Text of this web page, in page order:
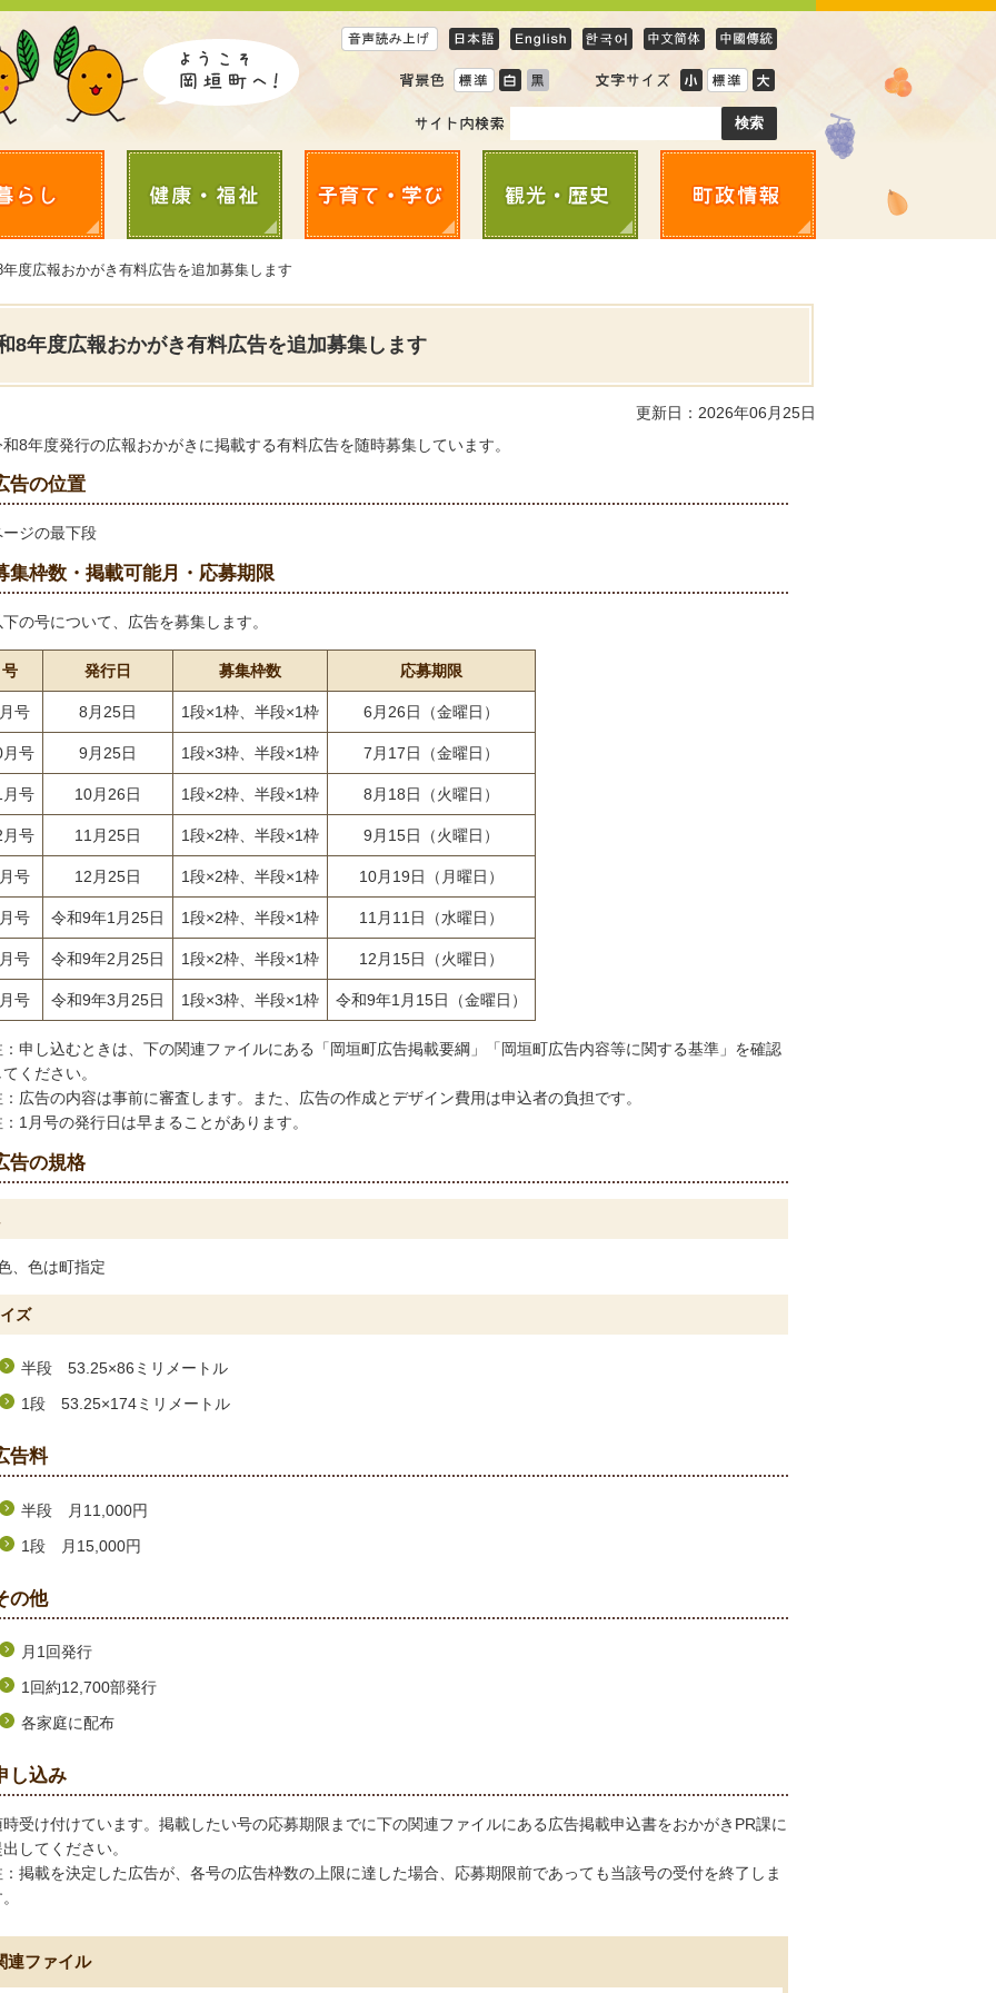
度広報おかがき有料広告を追加募集します
8年度広報おかがき有料広告を追加募集します
更新日：2026年06月25日
和8年度発行の広報おかがきに掲載する有料広告を随時募集しています。
告の位置
ージの最下段
集枠数・掲載可能月・応募期限
の号について、広告を募集します。
号 発行日 募集枠数 応募期限
号 8月25日 1段×1枠、半段×1枠 6月26日（金曜日）
月号 9月25日 1段×3枠、半段×1枠 7月17日（金曜日）
月号 10月26日 1段×2枠、半段×1枠 8月18日（火曜日）
月号 11月25日 1段×2枠、半段×1枠 9月15日（火曜日）
号 12月25日 1段×2枠、半段×1枠 10月19日（月曜日）
号 令和9年1月25日 1段×2枠、半段×1枠 11月11日（水曜日）
号 令和9年2月25日 1段×2枠、半段×1枠 12月15日（火曜日）
号 令和9年3月25日 1段×3枠、半段×1枠 令和9年1月15日（金曜日）
：申し込むときは、下の関連ファイルにある「岡垣町広告掲載要綱」「岡垣町広告内容等に関する基準」を確認
ください。
：広告の内容は事前に審査します。また、広告の作成とデザイン費用は申込者の負担です。
1月号の発行日は早まることがあります。
告の規格
、色は町指定
ズ
半段 53.25×86ミリメートル
1段 53.25×174ミリメートル
告料
半段 月11,000円
1段 月15,000円
の他
月1回発行
1回約12,700部発行
各家庭に配布
し込み
時受け付けています。掲載したい号の応募期限までに下の関連ファイルにある広告掲載申込書をおかがきPR課に
してください。
：掲載を決定した広告が、各号の広告枠数の上限に達した場合、応募期限前であっても当該号の受付を終了しま
連ファイル